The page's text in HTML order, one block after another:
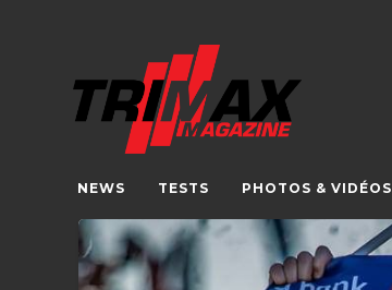
NEWS TESTS PHOTOS & VIDÉOS